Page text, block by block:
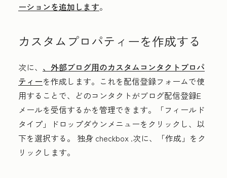
ーションを追加します。
カスタムプロパティーを作成する
次に、 、外部ブログ用のカスタムコンタクトプロパ
ティーを作成します。これを配信登録フォームで使
用することで、どのコンタクトがブログ配信登録E
メールを受信するかを管理できます。
「フィールド
タイプ」
ドロップダウンメニューをクリックし、以
下を選択する。
独身 checkbox .次に、 「作成」 をク
リックします。